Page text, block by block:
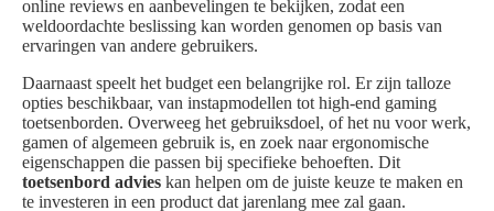
online reviews en aanbevelingen te bekijken, zodat een
weldoordachte beslissing kan worden genomen op basis van
ervaringen van andere gebruikers.
Daarnaast speelt het budget een belangrijke rol. Er zijn talloze
opties beschikbaar, van instapmodellen tot high-end gaming
toetsenborden. Overweeg het gebruiksdoel, of het nu voor werk,
gamen of algemeen gebruik is, en zoek naar ergonomische
eigenschappen die passen bij specifieke behoeften. Dit
toetsenbord advies kan helpen om de juiste keuze te maken en
te investeren in een product dat jarenlang mee zal gaan.